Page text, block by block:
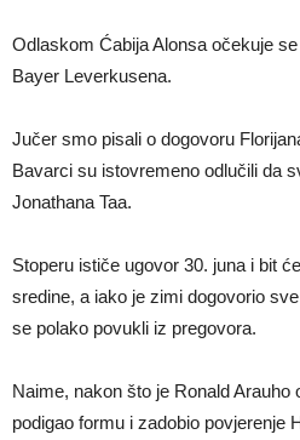
Odlaskom Ćabija Alonsa očekuje
Bayer Leverkusena.
Jučer smo pisali o dogovoru
Bavarci su istovremeno odlučili da
Jonathana Taa.
Stoperu ističe ugovor 30. juna i bit
sredine, a iako je zimi dogovorio
se polako povukli iz pregovora.
Naime, nakon što je Ronald
podigao formu i zadobio povjerenje